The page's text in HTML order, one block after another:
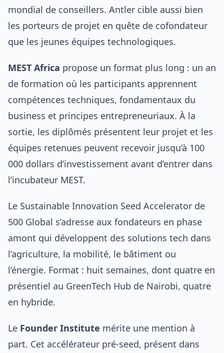
mondial de conseillers. Antler cible aussi bien
les porteurs de projet en quête de cofondateur
que les jeunes équipes technologiques.
MEST Africa propose un format plus long : un an
de formation où les participants apprennent
compétences techniques, fondamentaux du
business et principes entrepreneuriaux. À la
sortie, les diplômés présentent leur projet et les
équipes retenues peuvent recevoir jusqu’à 100
000 dollars d’investissement avant d’entrer dans
l’incubateur MEST.
Le Sustainable Innovation Seed Accelerator de
500 Global s’adresse aux fondateurs en phase
amont qui développent des solutions tech dans
l’agriculture, la mobilité, le bâtiment ou
l’énergie. Format : huit semaines, dont quatre en
présentiel au GreenTech Hub de Nairobi, quatre
en hybride.
Le Founder Institute mérite une mention à
part. Cet accélérateur pré-seed, présent dans